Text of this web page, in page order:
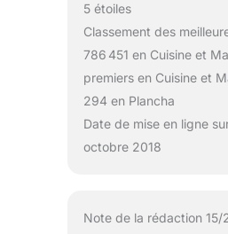
5 étoiles
Classement des
786 451 en Cuisine et
premiers en Cuisine et
294 en Plancha
Date de mise en ligne
octobre 2018
Note de la rédaction 15/